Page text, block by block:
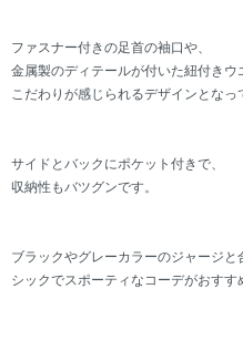
ファスナー付きの足首の袖口や、
金属製のディテールが付いた紐付きウ
こだわりが感じられるデザインとなっ
サイドとバックにポケット付きで、
収納性もバツグンです。
ブラックやグレーカラーのジャージと
シックでスポーティなコーデがおすす